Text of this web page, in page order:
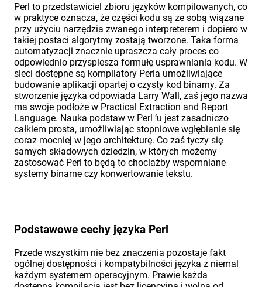
Perl to przedstawiciel zbioru języków kompilowanych, co
w praktyce oznacza, że części kodu są ze sobą wiązane
przy użyciu narzędzia zwanego interpreterem i dopiero w
takiej postaci algorytmy zostają tworzone. Taka forma
automatyzacji znacznie upraszcza cały proces co
odpowiednio przyspiesza formułę usprawniania kodu. W
sieci dostępne są kompilatory Perla umożliwiające
budowanie aplikacji opartej o czysty kod binarny. Za
stworzenie języka odpowiada Larry Wall, zaś jego nazwa
ma swoje podłoże w Practical Extraction and Report
Language. Nauka podstaw w Perl ‘u jest zasadniczo
całkiem prosta, umożliwiając stopniowe wgłębianie się
coraz mocniej w jego architekturę. Co zaś tyczy się
samych składowych dziedzin, w których możemy
zastosować Perl to będą to chociażby wspomniane
systemy binarne czy konwertowanie tekstu.
Podstawowe cechy języka Perl
Przede wszystkim nie bez znaczenia pozostaje fakt
ogólnej dostępności i kompatybilności języka z niemal
każdym systemem operacyjnym. Prawie każda